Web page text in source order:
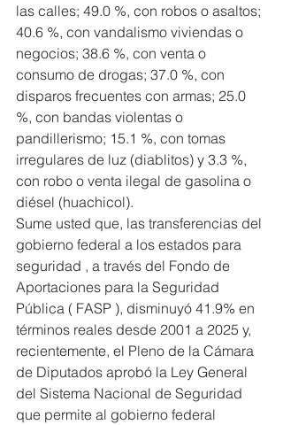
las calles; 49.0 %, con robos o asaltos;
40.6 %, con vandalismo viviendas o
negocios; 38.6 %, con venta o
consumo de drogas; 37.0 %, con
disparos frecuentes con armas; 25.0
%, con bandas violentas o
pandillerismo; 15.1 %, con tomas
irregulares de luz (diablitos) y 3.3 %,
con robo o venta ilegal de gasolina o
diésel (huachicol).
Sume usted que, las transferencias del
gobierno federal a los estados para
seguridad , a través del Fondo de
Aportaciones para la Seguridad
Pública ( FASP ), disminuyó 41.9% en
términos reales desde 2001 a 2025 y,
recientemente, el Pleno de la Cámara
de Diputados aprobó la Ley General
del Sistema Nacional de Seguridad
que permite al gobierno federal